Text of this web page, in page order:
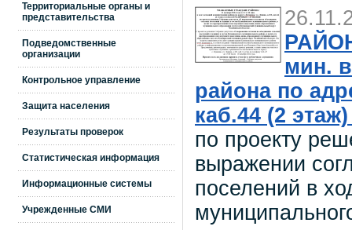
Территориальные органы и
представительства
Подведомственные
организации
Контрольное управление
Защита населения
Результаты проверок
Статистическая информация
Информационные системы
Учрежденные СМИ
мин.
района по
каб.44 (2
по проекту
выражении
поселений в